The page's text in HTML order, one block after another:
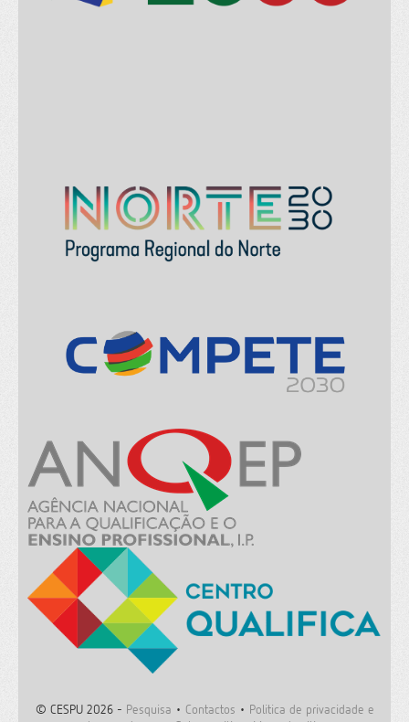
© CESPU 2026 - Pesquisa • Contactos • Politica de privacidade e